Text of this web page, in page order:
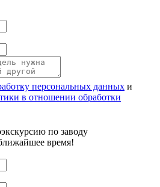
персональных данных и
в отношении обработки
по заводу
время!